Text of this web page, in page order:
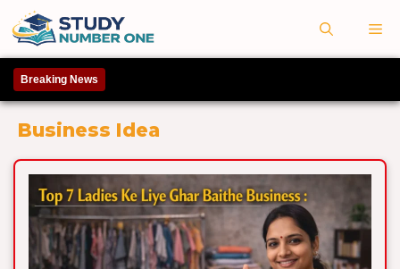
Skip
to
content
Breaking News
Business Idea